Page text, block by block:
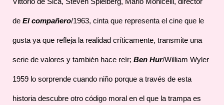
de El compañero/1963, cinta que representa el cine que le
gusta ya que refleja la realidad críticamente, transmite una
serie de valores y también hace reír; Ben Hur/William Wyler
1959 lo sorprende cuando niño porque a través de esta
historia descubre otro código moral en el que la trampa es